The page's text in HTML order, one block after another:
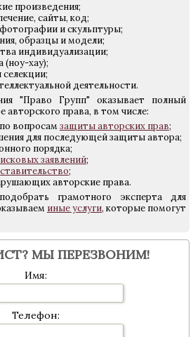
произведения;
сайты, код;
и скульптуры;
образцы и модели;
индивидуализации;
(ноу-хау);
деятельности.
"Право Групп" оказывает полный
авторского права, в том числе:
по вопросамзащиты авторских прав;
для последующей защиты автора;
порядка;
исковых заявлений;
;
авторские права.
грамотного эксперта для
иные услуги, которые помогут
МЫ ПЕРЕЗВОНИМ!
Имя:
Телефон: